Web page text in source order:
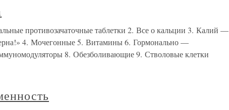
противозачаточные таблетки 2. Все о кальции 3. Калий —
4. Мочегонные 5. Витамины 6. Гормонально —
8. Обезболивающие 9. Стволовые клетки